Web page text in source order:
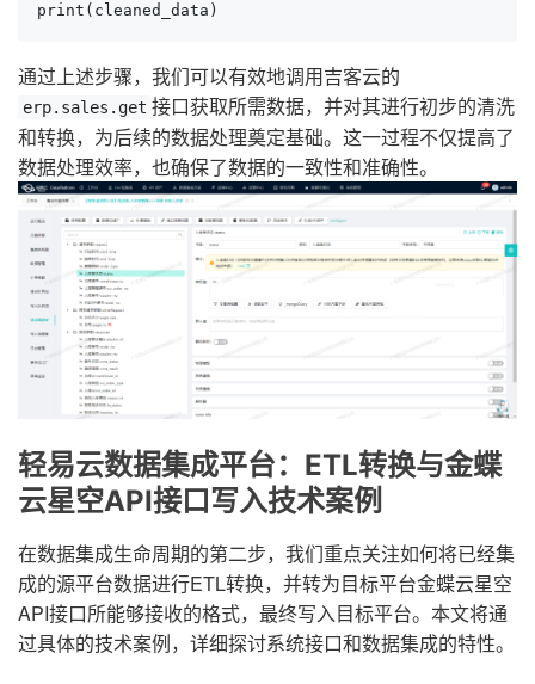
print(cleaned_data)
通过上述步骤，我们可以有效地调用吉客云的
erp.sales.get 接口获取所需数据，并对其进行初步的清洗
和转换，为后续的数据处理奠定基础。这一过程不仅提高了
数据处理效率，也确保了数据的一致性和准确性。
轻易云数据集成平台：ETL转换与金蝶
云星空API接口写入技术案例
在数据集成生命周期的第二步，我们重点关注如何将已经集
成的源平台数据进行ETL转换，并转为目标平台金蝶云星空
API接口所能够接收的格式，最终写入目标平台。本文将通
过具体的技术案例，详细探讨系统接口和数据集成的特性。